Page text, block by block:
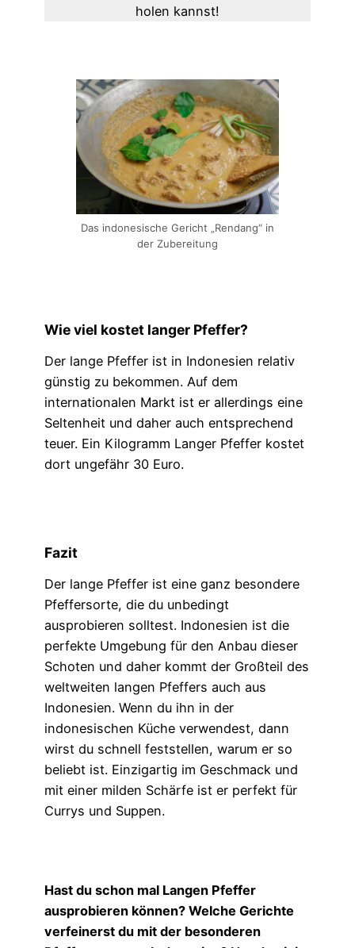
holen kannst!
Das indonesische Gericht „Rendang“ in
der Zubereitung
Wie viel kostet langer Pfeffer?
Der lange Pfeffer ist in Indonesien relativ
günstig zu bekommen. Auf dem
internationalen Markt ist er allerdings eine
Seltenheit und daher auch entsprechend
teuer. Ein Kilogramm Langer Pfeffer kostet
dort ungefähr 30 Euro.
Fazit
Der lange Pfeffer ist eine ganz besondere
Pfeffersorte, die du unbedingt
ausprobieren solltest. Indonesien ist die
perfekte Umgebung für den Anbau dieser
Schoten und daher kommt der Großteil des
weltweiten langen Pfeffers auch aus
Indonesien. Wenn du ihn in der
indonesischen Küche verwendest, dann
wirst du schnell feststellen, warum er so
beliebt ist. Einzigartig im Geschmack und
mit einer milden Schärfe ist er perfekt für
Currys und Suppen.
Hast du schon mal Langen Pfeffer
ausprobieren können? Welche Gerichte
verfeinerst du mit der besonderen